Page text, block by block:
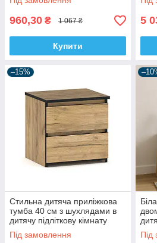
кашемір + дуб сонома
960,30 ₴ 1 067 ₴
Купити
5
–15%
Стильна дитяча приліжкова
тумба 40 см з шухлядами в
дитячу підліткову кімнату
ЛДСП Бруклін Мебель Сервіс
Під замовлення Під